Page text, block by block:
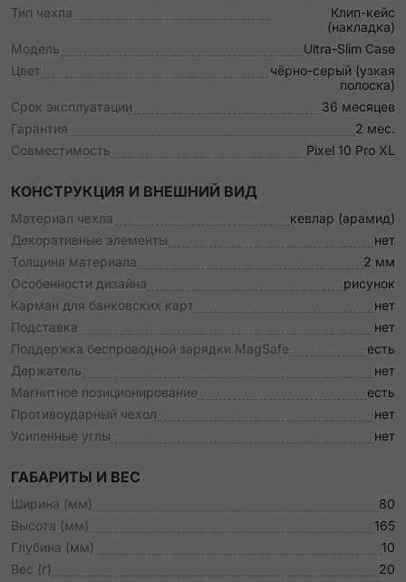
Тип чехла
Клип-кейс
(накладка)
Модель
Ultra-Slim Case
Цвет
чёрно-серый (узкая
полоска)
Срок эксплуатации
36 месяцев
Гарантия
2 мес.
Совместимость
Pixel 10 Pro XL
КОНСТРУКЦИЯ И ВНЕШНИЙ ВИД
Материал чехла
кевлар (арамид)
Декоративные элементы
нет
Толщина материала
2 мм
Особенности дизайна
рисунок
Карман для банковских карт
нет
Подставка
нет
Поддержка беспроводной зарядки MagSafe
есть
Держатель
нет
Магнитное позиционирование
есть
Противоударный чехол
нет
Усиленные углы
нет
ГАБАРИТЫ И ВЕС
Ширина (мм)
80
Высота (мм)
165
Глубина (мм)
10
Вес (г)
20